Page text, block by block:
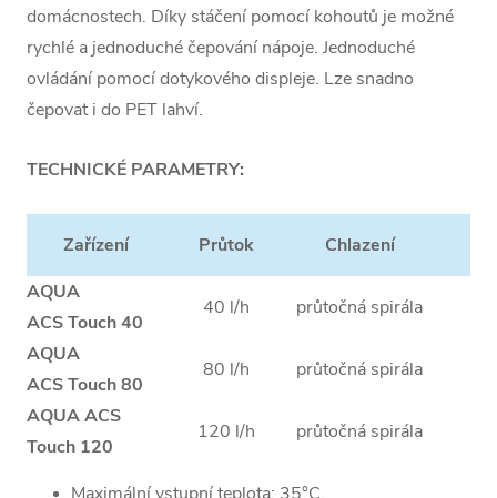
domácnostech. Díky stáčení pomocí kohoutů je možné
rychlé a jednoduché čepování nápoje. Jednoduché
ovládání pomocí dotykového displeje. Lze snadno
čepovat i do PET lahví.
TECHNICKÉ PARAMETRY:
Zařízení Průtok Chlazení
AQUA
ACS Touch 40
40 l/h průtočná spirála
AQUA
ACS Touch 80
80 l/h průtočná spirála
AQUA ACS
Touch 120
120 l/h průtočná spirála